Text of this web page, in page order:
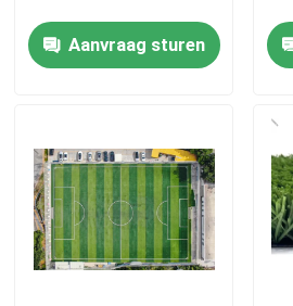
Producten
Video's
Aanvraag sturen